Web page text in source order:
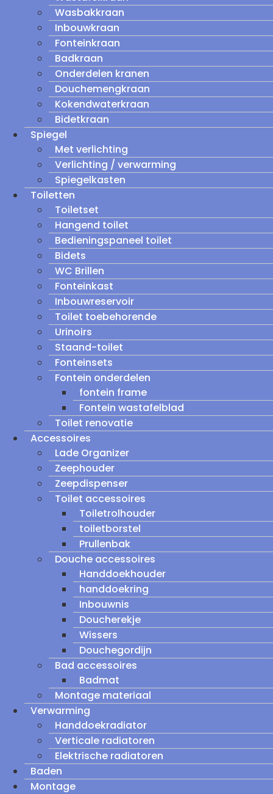
Wasbakkraan
Inbouwkraan
Fonteinkraan
Badkraan
Onderdelen kranen
Douchemengkraan
Kokendwaterkraan
Bidetkraan
Spiegel
Met verlichting
Verlichting / verwarming
Spiegelkasten
Toiletten
Toiletset
Hangend toilet
Bedieningspaneel toilet
Bidets
WC Brillen
Fonteinkast
Inbouwreservoir
Toilet toebehorende
Urinoirs
Staand-toilet
Fonteinsets
Fontein onderdelen
fontein frame
Fontein wastafelblad
Toilet renovatie
Accessoires
Lade Organizer
Zeephouder
Zeepdispenser
Toilet accessoires
Toiletrolhouder
toiletborstel
Prullenbak
Douche accessoires
Handdoekhouder
handdoekring
Inbouwnis
Doucherekje
Wissers
Douchegordijn
Bad accessoires
Badmat
Montage materiaal
Verwarming
Handdoekradiator
Verticale radiatoren
Elektrische radiatoren
Baden
Montage